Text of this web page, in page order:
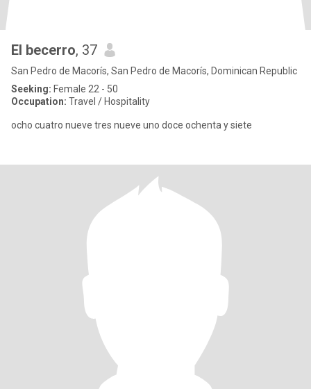
El becerro, 37
San Pedro de Macorís, San Pedro de Macorís, Dominican Republic
Seeking: Female 22 - 50
Occupation: Travel / Hospitality
ocho cuatro nueve tres nueve uno doce ochenta y siete